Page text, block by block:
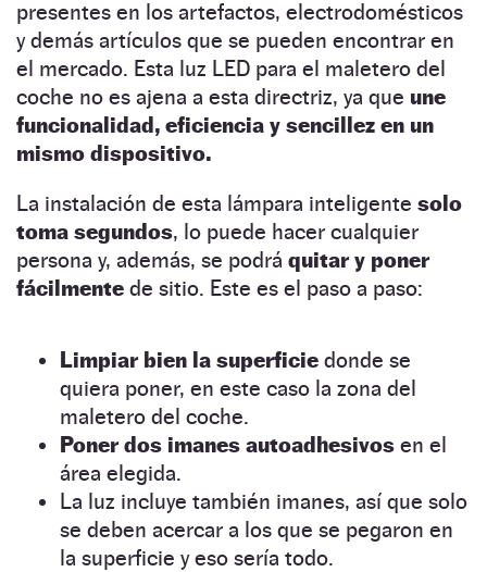
presentes en los artefactos, electrodomésticos
y demás artículos que se pueden encontrar en
el mercado. Esta luz LED para el maletero del
coche no es ajena a esta directriz, ya que une
funcionalidad, eficiencia y sencillez en un
mismo dispositivo.
La instalación de esta lámpara inteligente solo
toma segundos, lo puede hacer cualquier
persona y, además, se podrá quitar y poner
fácilmente de sitio. Este es el paso a paso:
Limpiar bien la superficie donde se
quiera poner, en este caso la zona del
maletero del coche.
Poner dos imanes autoadhesivos en el
área elegida.
La luz incluye también imanes, así que solo
se deben acercar a los que se pegaron en
la superficie y eso sería todo.